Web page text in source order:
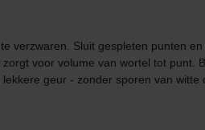
verzwaren. Sluit gespleten punten
voor volume van wortel tot
geur - zonder sporen van witte